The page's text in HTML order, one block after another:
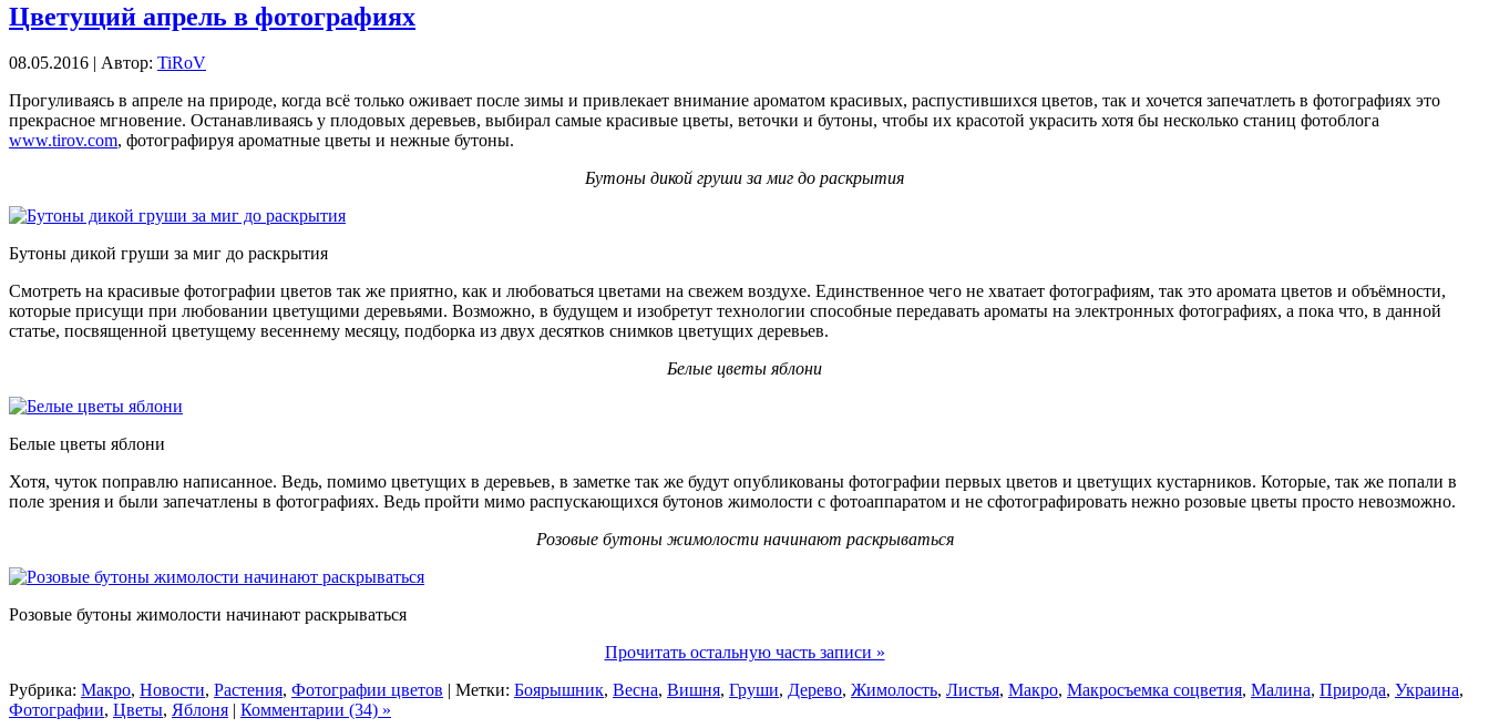
Цветущий апрель в фотографиях
08.05.2016 | Автор: TiRoV
Прогуливаясь в апреле на природе, когда всё только оживает после зимы и привлекает внимание ароматом красивых, распустившихся цветов, так и хочется запечатлеть в фотографиях это
прекрасное мгновение. Останавливаясь у плодовых деревьев, выбирал самые красивые цветы, веточки и бутоны, чтобы их красотой украсить хотя бы несколько станиц фотоблога
www.tirov.com, фотографируя ароматные цветы и нежные бутоны.
Бутоны дикой груши за миг до раскрытия
Бутоны дикой груши за миг до раскрытия
Смотреть на красивые фотографии цветов так же приятно, как и любоваться цветами на свежем воздухе. Единственное чего не хватает фотографиям, так это аромата цветов и объёмности,
которые присущи при любовании цветущими деревьями. Возможно, в будущем и изобретут технологии способные передавать ароматы на электронных фотографиях, а пока что, в данной
статье, посвященной цветущему весеннему месяцу, подборка из двух десятков снимков цветущих деревьев.
Белые цветы яблони
Белые цветы яблони
Хотя, чуток поправлю написанное. Ведь, помимо цветущих в деревьев, в заметке так же будут опубликованы фотографии первых цветов и цветущих кустарников. Которые, так же попали в
поле зрения и были запечатлены в фотографиях. Ведь пройти мимо распускающихся бутонов жимолости с фотоаппаратом и не сфотографировать нежно розовые цветы просто невозможно.
Розовые бутоны жимолости начинают раскрываться
Розовые бутоны жимолости начинают раскрываться
Прочитать остальную часть записи »
Рубрика: Макро, Новости, Растения, Фотографии цветов | Метки: Боярышник, Весна, Вишня, Груши, Дерево, Жимолость, Листья, Макро, Макросъемка соцветия, Малина, Природа, Украина,
Фотографии, Цветы, Яблоня | Комментарии (34) »